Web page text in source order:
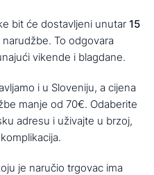
bit će dostavljeni unutar 15
To odgovara
vikende i blagdane.
i u Sloveniju, a cijena
manje od 70€. Odaberite
adresu i uživajte u brzoj,
je naručio trgovac ima